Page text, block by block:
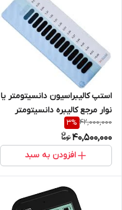
استپ کالیبراسیون دانسیتومتر یا
نوار مرجع کالیبره دانسیتومتر
فیلم رادیوگرافی LC NDT
42,000,000
3%
40,500,000
افزودن به سبد